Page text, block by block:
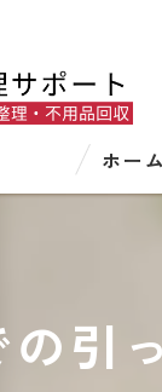
ホーム
引